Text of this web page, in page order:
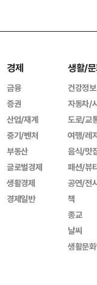
경제
금융
증권
산업/재계
중기/벤처
부동산
글로벌경제
생활경제
경제일반
생활/
건강정보
자동차/
도로/교
여행/레
음식/맛
패션/뷰
공연/전
책
종교
날씨
생활문